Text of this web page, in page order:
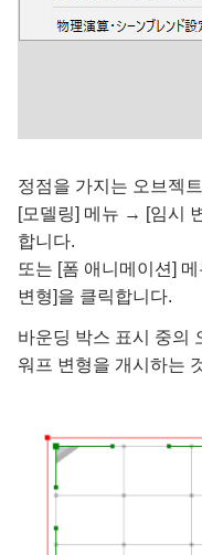
정점을 가지는 오브젝
[모델링] 메뉴 → [임시
합니다.
또는 [폼 애니메이션]
변형]을 클릭합니다.
바운딩 박스 표시 중의
워프 변형을 개시하는